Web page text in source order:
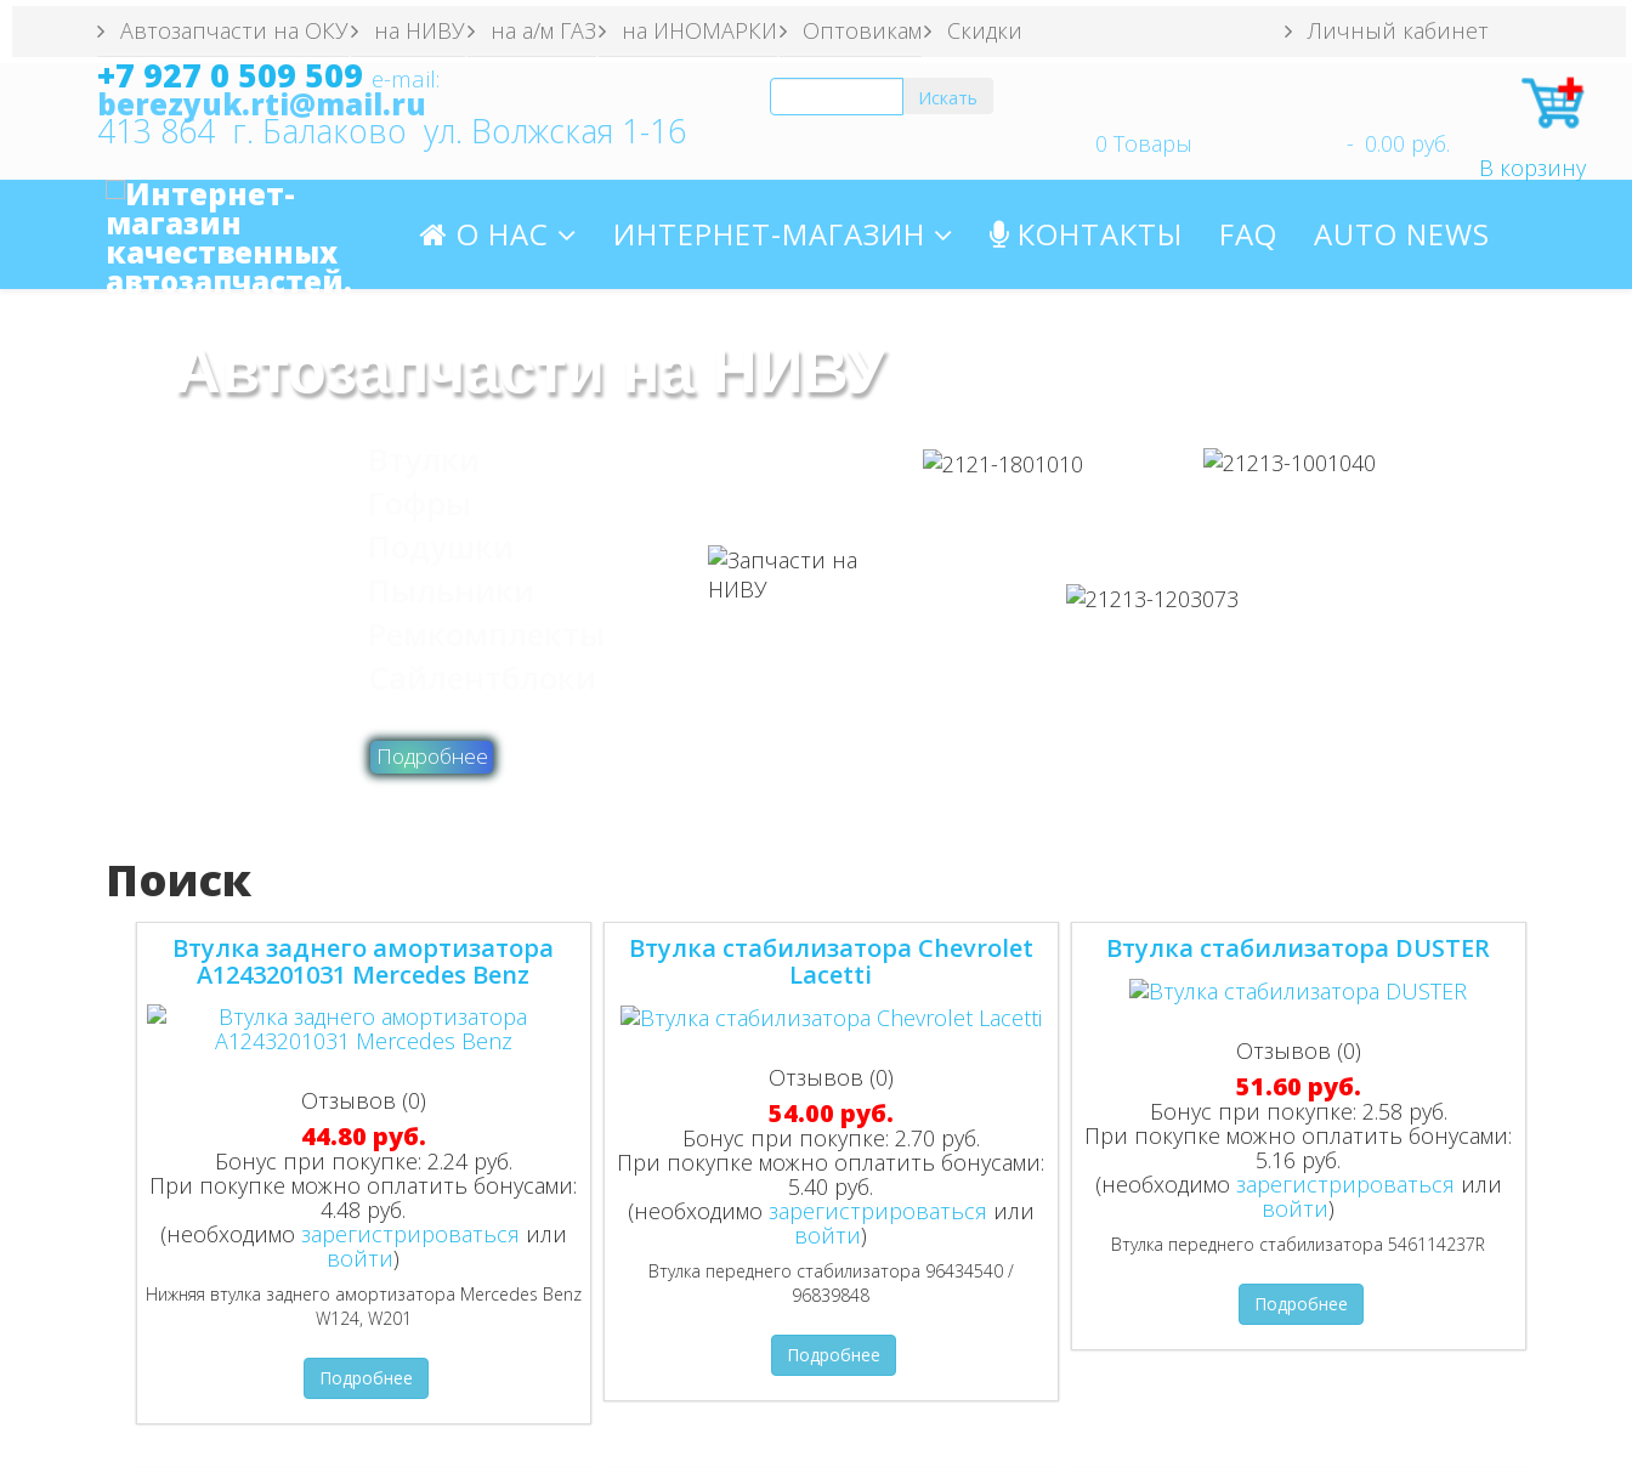
Автозапчасти на ОКУ на НИВУ на а/м ГАЗ на ИНОМАРКИ Оптовикам Скидки Личный кабинет
+7 927 0 509 509 e-mail:
berezyuk.rti@mail.ru
413 864 г. Балаково ул. Волжская 1-16 0 Товары - 0.00 руб.
В корзину
О НАС ИНТЕРНЕТ-МАГАЗИН КОНТАКТЫ FAQ AUTO NEWS
Автозапчасти на НИВУ
Подробнее
Поиск
Втулка заднего амортизатора
A1243201031 Mercedes Benz
Отзывов (0)
44.80 руб.
Бонус при покупке: 2.24 руб.
При покупке можно оплатить бонусами:
4.48 руб.
(необходимо зарегистрироваться или
войти)
Нижняя втулка заднего амортизатора Mercedes Benz
W124, W201
Подробнее
Втулка стабилизатора Chevrolet
Lacetti
Отзывов (0)
54.00 руб.
Бонус при покупке: 2.70 руб.
При покупке можно оплатить бонусами:
5.40 руб.
(необходимо зарегистрироваться или
войти)
Втулка переднего стабилизатора 96434540 /
96839848
Подробнее
Втулка стабилизатора DUSTER
Отзывов (0)
51.60 руб.
Бонус при покупке: 2.58 руб.
При покупке можно оплатить бонусами:
5.16 руб.
(необходимо зарегистрироваться или
войти)
Втулка переднего стабилизатора 546114237R
Подробнее